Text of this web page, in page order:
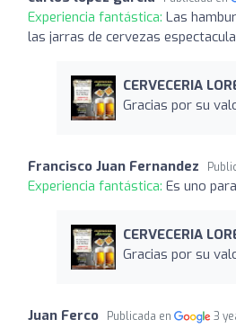
Experiencia fantástica: Las
las jarras de cervezas
CERVECERIA
Gracias por su
Francisco Juan Fernandez
Experiencia fantástica: Es uno
CERVECERIA
Gracias por su
Juan Ferco Publicada en 3